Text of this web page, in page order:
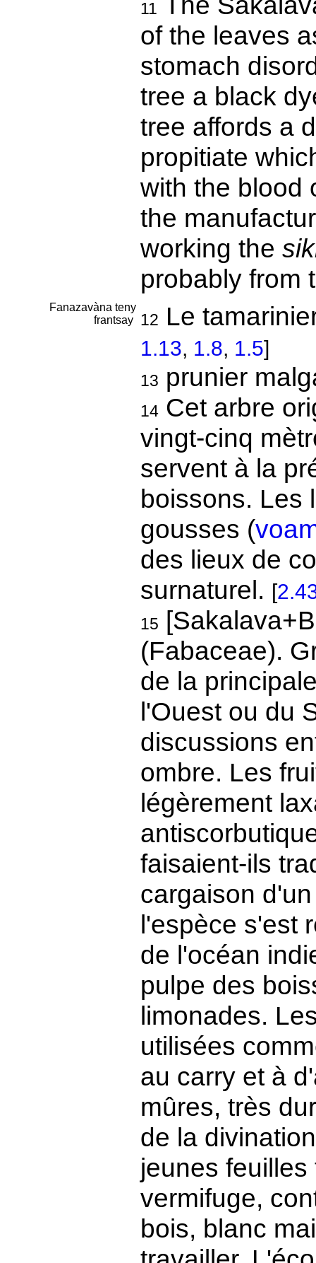
11
of the leaves
stomach
tree a black
tree affords a
propitiate
with the blood
the
working the
probably from
Fanazavàna teny
frantsay
12 Le
1.13, 1.8, 1.5]
13 prunier
14Cet arbre
vingt-cinq
servent à la
boissons. Les
gousses (
des lieux de
surnaturel. [
15
(Fabaceae).
de la
l'Ouest ou du
discussions
ombre. Les
légèrement
faisaient-ils
cargaison
l'espèce s'est
de l'océan
pulpe des
limonades.
utilisées
au carry et à
mûres, très
de la
jeunes
vermifuge,
bois, blanc